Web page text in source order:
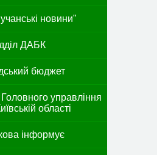
новини"
ДАБК
бюджет
управління
області
інформує